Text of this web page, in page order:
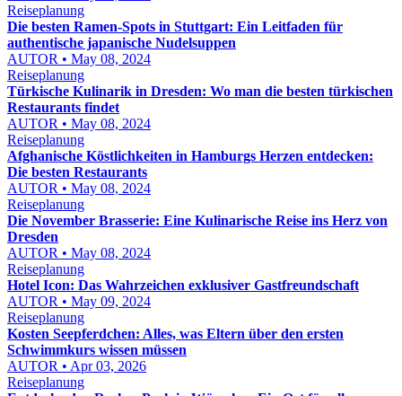
Reiseplanung
Die besten Ramen-Spots in Stuttgart: Ein Leitfaden für
authentische japanische Nudelsuppen
AUTOR • May 08, 2024
Reiseplanung
Türkische Kulinarik in Dresden: Wo man die besten türkischen
Restaurants findet
AUTOR • May 08, 2024
Reiseplanung
Afghanische Köstlichkeiten in Hamburgs Herzen entdecken:
Die besten Restaurants
AUTOR • May 08, 2024
Reiseplanung
Die November Brasserie: Eine Kulinarische Reise ins Herz von
Dresden
AUTOR • May 08, 2024
Reiseplanung
Hotel Icon: Das Wahrzeichen exklusiver Gastfreundschaft
AUTOR • May 09, 2024
Reiseplanung
Kosten Seepferdchen: Alles, was Eltern über den ersten
Schwimmkurs wissen müssen
AUTOR • Apr 03, 2026
Reiseplanung